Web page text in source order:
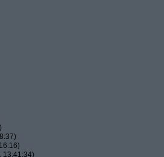
13:41:34)